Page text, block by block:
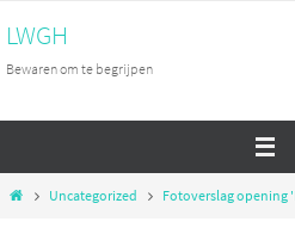
naar
de
LWGH
Bewaren om te begrijpen
HomeUncategorized Fotoverslag opening